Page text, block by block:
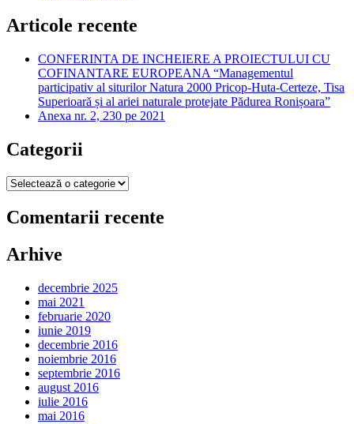
Articole recente
CONFERINTA DE INCHEIERE A PROIECTULUI CU
COFINANTARE EUROPEANA “Managementul
participativ al siturilor Natura 2000 Pricop-Huta-Certeze, Tisa
Superioară și al ariei naturale protejate Pădurea Ronișoara”
Anexa nr. 2, 230 pe 2021
Categorii
Categorii
Comentarii recente
Arhive
decembrie 2025
mai 2021
februarie 2020
iunie 2019
decembrie 2016
noiembrie 2016
septembrie 2016
august 2016
iulie 2016
mai 2016